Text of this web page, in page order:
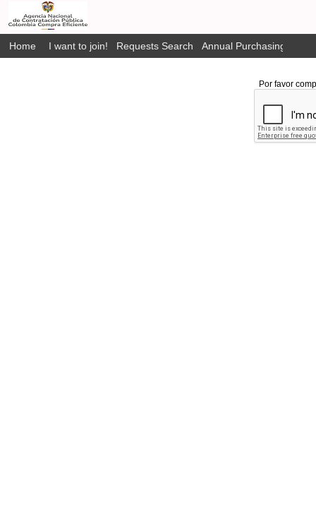
Home I want to join! Requests Search Annual Purchasing Plan
Por favor